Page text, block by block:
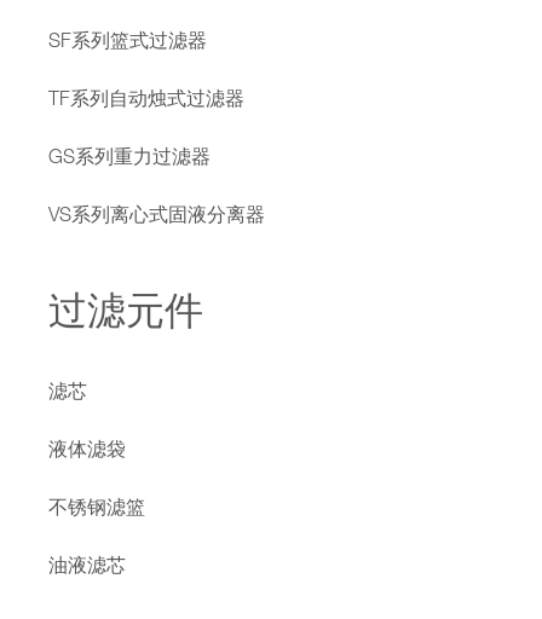
SF系列篮式过滤器
TF系列自动烛式过滤器
GS系列重力过滤器
VS系列离心式固液分离器
过滤元件
滤芯
液体滤袋
不锈钢滤篮
油液滤芯